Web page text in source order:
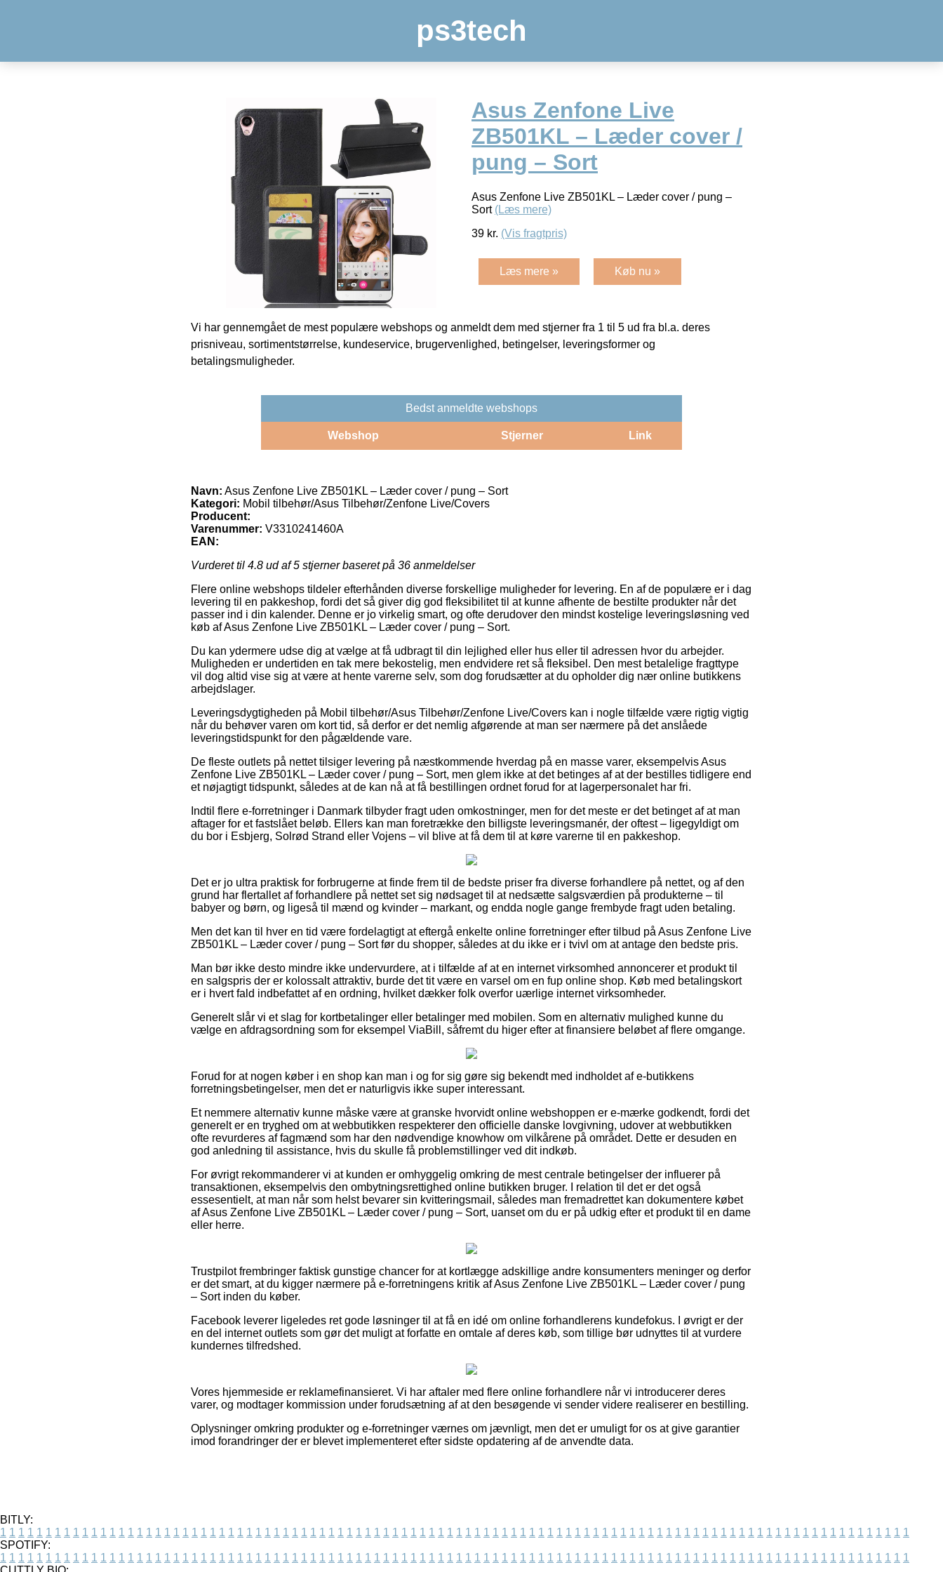
ps3tech
Asus Zenfone Live
ZB501KL – Læder cover /
pung – Sort
Asus Zenfone Live ZB501KL – Læder cover / pung –
Sort (Læs mere)
39 kr. (Vis fragtpris)
Læs mere » Køb nu »
Vi har gennemgået de mest populære webshops og anmeldt dem med stjerner fra 1 til 5 ud fra bl.a. deres
prisniveau, sortimentstørrelse, kundeservice, brugervenlighed, betingelser, leveringsformer og
betalingsmuligheder.
Bedst anmeldte webshops
Webshop Stjerner Link
Navn: Asus Zenfone Live ZB501KL – Læder cover / pung – Sort
Kategori: Mobil tilbehør/Asus Tilbehør/Zenfone Live/Covers
Producent:
Varenummer: V3310241460A
EAN:
Vurderet til 4.8 ud af 5 stjerner baseret på 36 anmeldelser
Flere online webshops tildeler efterhånden diverse forskellige muligheder for levering. En af de populære er i dag
levering til en pakkeshop, fordi det så giver dig god fleksibilitet til at kunne afhente de bestilte produkter når det
passer ind i din kalender. Denne er jo virkelig smart, og ofte derudover den mindst kostelige leveringsløsning ved
køb af Asus Zenfone Live ZB501KL – Læder cover / pung – Sort.
Du kan ydermere udse dig at vælge at få udbragt til din lejlighed eller hus eller til adressen hvor du arbejder.
Muligheden er undertiden en tak mere bekostelig, men endvidere ret så fleksibel. Den mest betalelige fragttype
vil dog altid vise sig at være at hente varerne selv, som dog forudsætter at du opholder dig nær online butikkens
arbejdslager.
Leveringsdygtigheden på Mobil tilbehør/Asus Tilbehør/Zenfone Live/Covers kan i nogle tilfælde være rigtig vigtig
når du behøver varen om kort tid, så derfor er det nemlig afgørende at man ser nærmere på det anslåede
leveringstidspunkt for den pågældende vare.
De fleste outlets på nettet tilsiger levering på næstkommende hverdag på en masse varer, eksempelvis Asus
Zenfone Live ZB501KL – Læder cover / pung – Sort, men glem ikke at det betinges af at der bestilles tidligere end
et nøjagtigt tidspunkt, således at de kan nå at få bestillingen ordnet forud for at lagerpersonalet har fri.
Indtil flere e-forretninger i Danmark tilbyder fragt uden omkostninger, men for det meste er det betinget af at man
aftager for et fastslået beløb. Ellers kan man foretrække den billigste leveringsmanér, der oftest – ligegyldigt om
du bor i Esbjerg, Solrød Strand eller Vojens – vil blive at få dem til at køre varerne til en pakkeshop.
Det er jo ultra praktisk for forbrugerne at finde frem til de bedste priser fra diverse forhandlere på nettet, og af den
grund har flertallet af forhandlere på nettet set sig nødsaget til at nedsætte salgsværdien på produkterne – til
babyer og børn, og ligeså til mænd og kvinder – markant, og endda nogle gange frembyde fragt uden betaling.
Men det kan til hver en tid være fordelagtigt at eftergå enkelte online forretninger efter tilbud på Asus Zenfone Live
ZB501KL – Læder cover / pung – Sort før du shopper, således at du ikke er i tvivl om at antage den bedste pris.
Man bør ikke desto mindre ikke undervurdere, at i tilfælde af at en internet virksomhed annoncerer et produkt til
en salgspris der er kolossalt attraktiv, burde det tit være en varsel om en fup online shop. Køb med betalingskort
er i hvert fald indbefattet af en ordning, hvilket dækker folk overfor uærlige internet virksomheder.
Generelt slår vi et slag for kortbetalinger eller betalinger med mobilen. Som en alternativ mulighed kunne du
vælge en afdragsordning som for eksempel ViaBill, såfremt du higer efter at finansiere beløbet af flere omgange.
Forud for at nogen køber i en shop kan man i og for sig gøre sig bekendt med indholdet af e-butikkens
forretningsbetingelser, men det er naturligvis ikke super interessant.
Et nemmere alternativ kunne måske være at granske hvorvidt online webshoppen er e-mærke godkendt, fordi det
generelt er en tryghed om at webbutikken respekterer den officielle danske lovgivning, udover at webbutikken
ofte revurderes af fagmænd som har den nødvendige knowhow om vilkårene på området. Dette er desuden en
god anledning til assistance, hvis du skulle få problemstillinger ved dit indkøb.
For øvrigt rekommanderer vi at kunden er omhyggelig omkring de mest centrale betingelser der influerer på
transaktionen, eksempelvis den ombytningsrettighed online butikken bruger. I relation til det er det også
essesentielt, at man når som helst bevarer sin kvitteringsmail, således man fremadrettet kan dokumentere købet
af Asus Zenfone Live ZB501KL – Læder cover / pung – Sort, uanset om du er på udkig efter et produkt til en dame
eller herre.
Trustpilot frembringer faktisk gunstige chancer for at kortlægge adskillige andre konsumenters meninger og derfor
er det smart, at du kigger nærmere på e-forretningens kritik af Asus Zenfone Live ZB501KL – Læder cover / pung
– Sort inden du køber.
Facebook leverer ligeledes ret gode løsninger til at få en idé om online forhandlerens kundefokus. I øvrigt er der
en del internet outlets som gør det muligt at forfatte en omtale af deres køb, som tillige bør udnyttes til at vurdere
kundernes tilfredshed.
Vores hjemmeside er reklamefinansieret. Vi har aftaler med flere online forhandlere når vi introducerer deres
varer, og modtager kommission under forudsætning af at den besøgende vi sender videre realiserer en bestilling.
Oplysninger omkring produkter og e-forretninger værnes om jævnligt, men det er umuligt for os at give garantier
imod forandringer der er blevet implementeret efter sidste opdatering af de anvendte data.
BITLY:
1 1 1 1 1 1 1 1 1 1 1 1 1 1 1 1 1 1 1 1 1 1 1 1 1 1 1 1 1 1 1 1 1 1 1 1 1 1 1 1 1 1 1 1 1 1 1 1 1 1 1 1 1 1 1 1 1 1 1 1 1 1 1 1 1 1 1 1 1 1 1 1 1 1 1 1 1 1 1 1 1 1 1 1 1 1 1 1 1 1 1 1 1 1 1 1 1 1 1 1
SPOTIFY:
1 1 1 1 1 1 1 1 1 1 1 1 1 1 1 1 1 1 1 1 1 1 1 1 1 1 1 1 1 1 1 1 1 1 1 1 1 1 1 1 1 1 1 1 1 1 1 1 1 1 1 1 1 1 1 1 1 1 1 1 1 1 1 1 1 1 1 1 1 1 1 1 1 1 1 1 1 1 1 1 1 1 1 1 1 1 1 1 1 1 1 1 1 1 1 1 1 1 1 1